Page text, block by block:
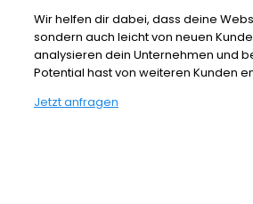
Wir helfen dir dabei, dass deine
sondern auch leicht von neuen
analysieren dein Unternehmen und
Potential hast von weiteren Kunden
Jetzt anfragen